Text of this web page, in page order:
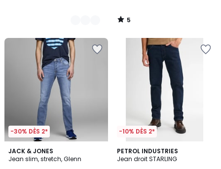
5
/
-30% DÈS 2*
JACK & JONES
Jean slim, stretch, Glenn
4,5
/ 5
-10% DÈS 2*
PETROL INDUSTRIES
Jean droit STARLING